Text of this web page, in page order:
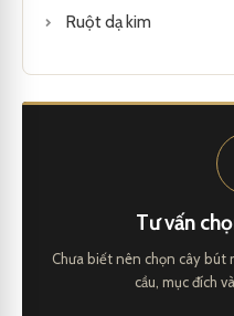
Ruột dạ kim
Tư vấn
Chưa biết nên chọn cây bút
cầu, mục đích